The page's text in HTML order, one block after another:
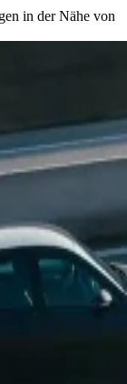
in der Nähe von